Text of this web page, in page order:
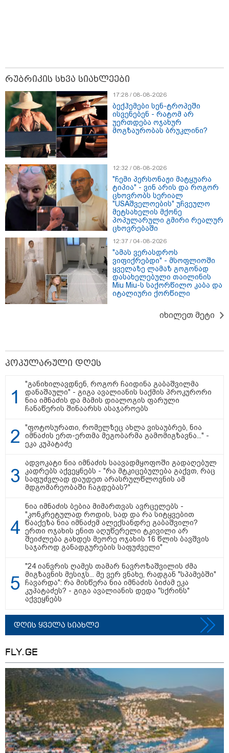
11:36 / 08-08-2026
წელიწადნახევარში საქართველოში 164
ადამიანი დაიკარგა - 57 პირს ამ დრომდე
ეძებენ
11:59 / 09-08-2026
ხანძარი ლილო-მარტყოფის
გზაზე - რა ვითარებაა ადგილზე
ამ წუთებში? (ვიდეო)
10:29 / 09-08-2026
ჩვენი ცხოვრება შენთან ერთად
ასეთ არარომანტიკულ ფაზაში
შევიდოდა" - თეონა კონტრიძე
ქორწინებიდან 18 წლის თავზე
უპილოტო საფრენი აპარატის
ფრაგმენტი გამორიყა
08:54 / 09-08-2026
“დიახ, ომი დაიწყო რუსეთმა და
წერტილი!” - ვახტანგ კაპანაძე
კატეგორიის ყველა სიახლე
რუბრიკის სხვა სიახლეები
17:28 / 08-08-2026
ბექჰემები სენ-ტროპეში
ისვენებენ - რატომ არ
უერთდება ოჯახურ
მოგზაურობას ბრუკლინი?
12:32 / 08-08-2026
"ჩემი პერსონაჟი მატყუარა
ტიპია" - ვინ არის და როგორ
ცხოვრობს სერიალ
"USAშველოების" უჩვეულო
მეტსახელის მქონე
პოპულარული გმირი რეალურ
ცხოვრებაში
12:37 / 04-08-2026
"ამას ვერასდროს
ვიფიქრებდი" - მსოფლიოში
ყველაზე ლამაზ გოგონად
დასახელებული თაილინის
Miu Miu-ს საქორწილო კაბა და
იტალიური ქორწილი
იხილეთ მეტი
პოპულარული დღეს
"განიხილავდნენ, როგორ ჩაიდინა გაბაშვილმა
დანაშაული" - გიგა ავალიანის საქმის პროკურორი
ნია იმნაძის და მამის დიალოგის ფარული
ჩანაწერის შინაარსს ასაჯაროებს
"ფოტოსურათი, რომელზეც ახლა ვისაუბრებ, ნია
იმნაძის ერთ-ერთმა მეგობარმა გამომიგზავნა..." -
ეკა კუპატაძე
ადვოკატი ნია იმნაძის საავადმყოფოში გადაღებულ
კადრებს აქვეყნებს - "რა მტკიცებულება გაქვთ, რაც
საფუძვლად დაუდეთ არასრულწლოვნის ამ
მდგომარეობაში ჩაგდებას?"
ნია იმნაძის ბებია მიმართვას ავრცელებს -
"კონკრეტულად როდის, სად და რა სიტყვებით
წააქეზა ნია იმნაძემ ალექსანდრე გაბაშვილი?
ერთი ოჯახის ენით აღუწერელი ტკივილი არ
შეიძლება გახდეს მეორე ოჯახის 16 წლის ბავშვის
საჯაროდ განადგურების საფუძველი"
"24 იანვრის ღამეს თამარ ნავროზაშვილის ძმა
მიგზავნის მესიჯს... მე ვერ ვნახე, რადგან "სპამებში"
ჩავარდა": რა მისწერა ნია იმნაძის ბიძამ ეკა
კუპატაძეს? - გიგა ავალიანის დედა "სქრინს"
აქვეყნებს
დღის ყველა სიახლე
FLY.GE